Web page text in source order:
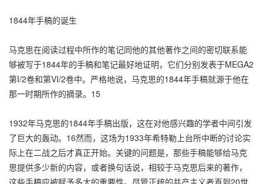
1844年手稿的诞生
马克思在阅读过程中所作的笔记同他的其他著作之间的密切联系能
够被写于1844年的手稿和笔记最好地证明，它们分别发表于MEGA2
第I/2卷和第VI/2卷中。严格地说，马克思的1844年手稿就源于他在
那一时期所作的摘录。15
1932年马克思的1844年手稿出版，这在对他感兴趣的学者中间引发
了巨大的轰动。16然而，这场为1933年希特勒上台所中断的讨论实
际上在二战之后才真正开始。关键的问题是，那些手稿能够给马克
思提供多少新的内容，或者换句话说，相较于马克思后来的著作，
这些手稿应被赋予多大的重要性。尽管正统的共产主义者直到20世